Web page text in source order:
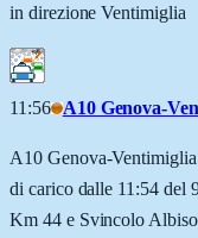
in direzione Ventimiglia
11:56 A10 Genova-
A10 Genova-
di carico dalle 11:54 del
Km 44 e Svincolo